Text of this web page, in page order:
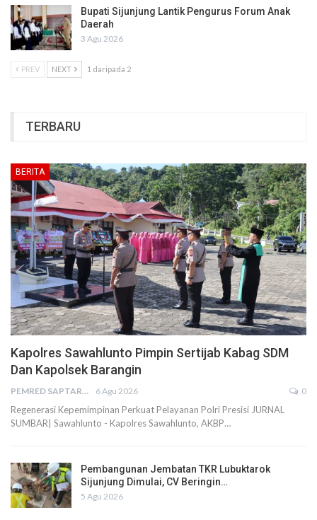
Bupati Sijunjung Lantik Pengurus Forum Anak
Daerah
3 Agu 2026
PREV NEXT 1 daripada 2
TERBARU
BERITA
Kapolres Sawahlunto Pimpin Sertijab Kabag SDM
Dan Kapolsek Barangin
PEMRED SAPTARIUS 6 Agu 2026 0
Regenerasi Kepemimpinan Perkuat Pelayanan Polri Presisi JURNAL
SUMBAR| Sawahlunto - Kapolres Sawahlunto, AKBP…
Pembangunan Jembatan TKR Lubuktarok
Sijunjung Dimulai, CV Beringin…
5 Agu 2026